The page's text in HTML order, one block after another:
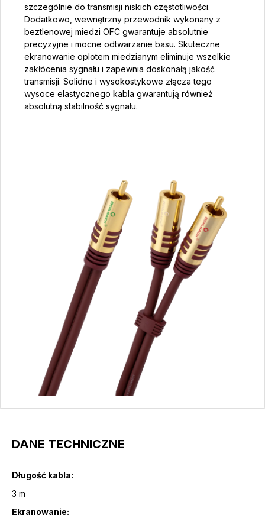
szczególnie do transmisji niskich częstotliwości.
Dodatkowo, wewnętrzny przewodnik wykonany z
beztlenowej miedzi OFC gwarantuje absolutnie
precyzyjne i mocne odtwarzanie basu. Skuteczne
ekranowanie oplotem miedzianym eliminuje wszelkie
zakłócenia sygnału i zapewnia doskonałą jakość
transmisji. Solidne i wysokostykowe złącza tego
wysoce elastycznego kabla gwarantują również
absolutną stabilność sygnału.
DANE TECHNICZNE
Długość kabla:
3 m
Ekranowanie: